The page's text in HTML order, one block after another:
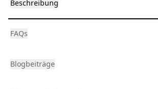
Beschreibung
FAQs
Blogbeiträge